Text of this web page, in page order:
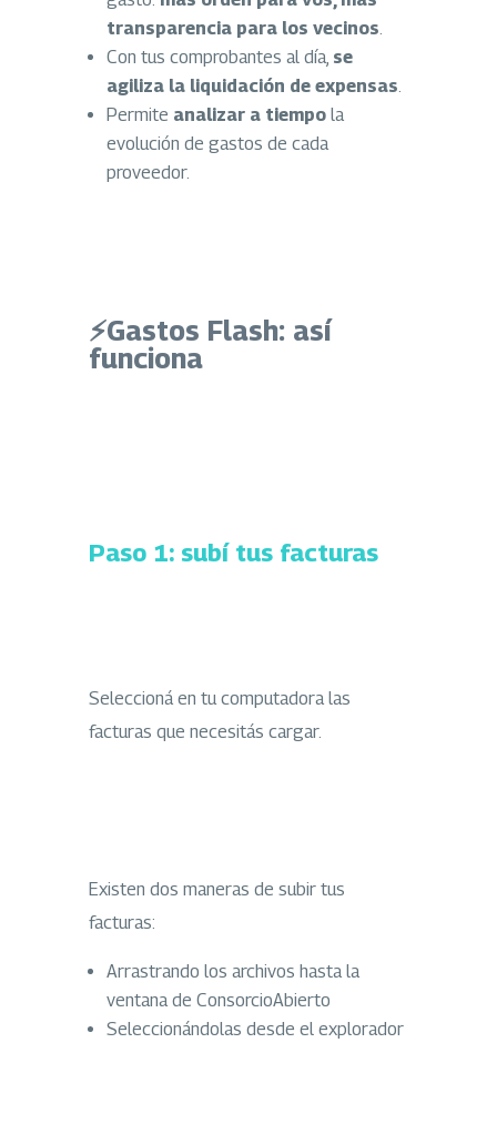
transparencia para los vecinos.
Con tus comprobantes al día, se
agiliza la liquidación de expensas.
Permite analizar a tiempo la
evolución de gastos de cada
proveedor.
⚡Gastos Flash: así
funciona
Paso 1: subí tus facturas
Seleccioná en tu computadora las
facturas que necesitás cargar.
Existen dos maneras de subir tus
facturas:
Arrastrando los archivos hasta la
ventana de ConsorcioAbierto
Seleccionándolas desde el explorador